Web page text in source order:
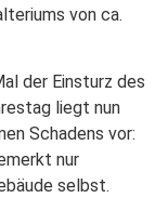
von ca.
der Einsturz des
liegt nun
Schadens vor:
nur
selbst.